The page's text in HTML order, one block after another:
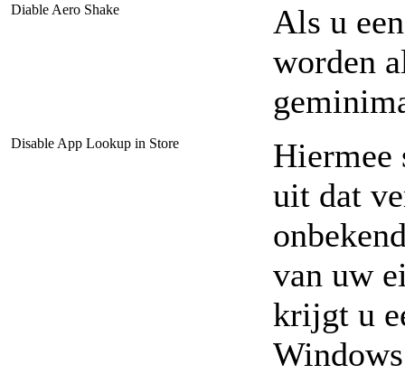
Diable Aero Shake
Als u
worden
Disable App Lookup in Store
Hiermee
uit dat
van uw
krijgt u